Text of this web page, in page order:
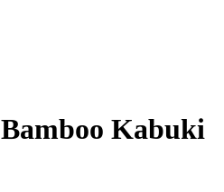
Bamboo Kabuki